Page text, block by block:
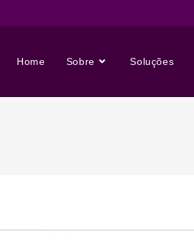
Home Sobre Soluções